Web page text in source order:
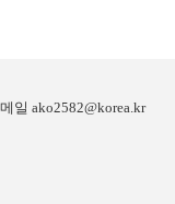
일 ako2582@korea.kr